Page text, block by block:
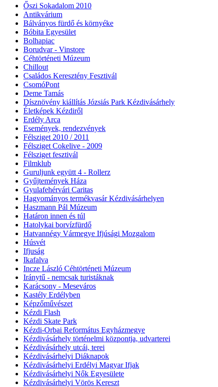
Őszi Sokadalom 2010
Antikvárium
Bálványos fürdő és környéke
Bóbita Egyesület
Bolhapiac
Borudvar - Vinstore
Céhtörténeti Múzeum
Chillout
Családos Keresztény Fesztivál
CsomóPont
Deme Tamás
Dísznövény kiállítás Józsiás Park Kézdivásárhely
Életképek Kézdiről
Erdély Arca
Események, rendezvények
Félsziget 2010 / 2011
Félsziget Cokelive - 2009
Félsziget fesztivál
Filmklub
Guruljunk együtt 4 - Rollerz
Gyűjtemények Háza
Gyulafehérvári Caritas
Hagyományos termékvasár Kézdivásárhelyen
Haszmann Pál Múzeum
Határon innen és túl
Hatolykai borvízfürdő
Hatvannégy Vármegye Ifjúsági Mozgalom
Húsvét
Ifjuság
Ikafalva
Incze László Céhtörténeti Múzeum
Iránytű - nemcsak turistáknak
Karácsony - Meseváros
Kastély Erdélyben
Képzőművészet
Kézdi Flash
Kézdi Skate Park
Kézdi-Orbai Református Egyházmegye
Kézdivásárhely történelmi központja, udvarterei
Kézdivásárhely utcái, terei
Kézdivásárhelyi Diáknapok
Kézdivásárhelyi Erdélyi Magyar Ifjak
Kézdivásárhelyi Nők Egyesülete
Kézdivásárhelyi Vörös Kereszt